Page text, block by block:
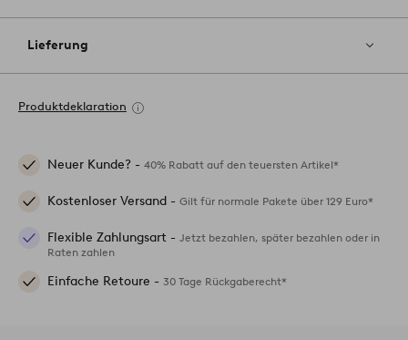
Lieferung
Produktdeklaration
Neuer Kunde? - 40% Rabatt auf den teuersten Artikel*
Kostenloser Versand - Gilt für normale Pakete über 129 Euro*
Flexible Zahlungsart - Jetzt bezahlen, später bezahlen oder in
Raten zahlen
Einfache Retoure - 30 Tage Rückgaberecht*